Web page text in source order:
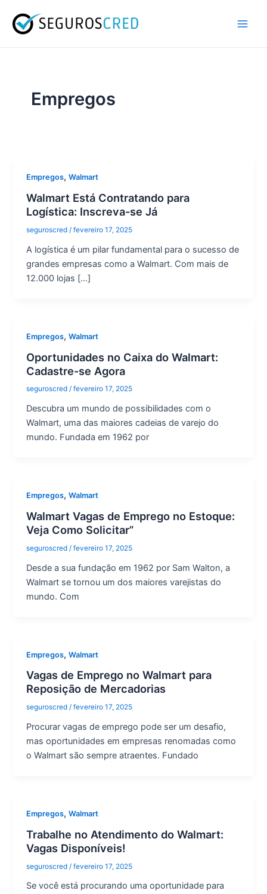
para
Empregos
Empregos,Walmart
Walmart Está Contratando para
Logística: Inscreva-se Já
seguroscred/fevereiro 17, 2025
A logística é um pilar fundamental para o sucesso de
grandes empresas como a Walmart. Com mais de
12.000 lojas […]
Empregos,Walmart
Oportunidades no Caixa do Walmart:
Cadastre-se Agora
seguroscred/fevereiro 17, 2025
Descubra um mundo de possibilidades com o
Walmart, uma das maiores cadeias de varejo do
mundo. Fundada em 1962 por
Empregos,Walmart
Walmart Vagas de Emprego no Estoque:
Veja Como Solicitar”
seguroscred/fevereiro 17, 2025
Desde a sua fundação em 1962 por Sam Walton, a
Walmart se tornou um dos maiores varejistas do
mundo. Com
Empregos,Walmart
Vagas de Emprego no Walmart para
Reposição de Mercadorias
seguroscred/fevereiro 17, 2025
Procurar vagas de emprego pode ser um desafio,
mas oportunidades em empresas renomadas como
o Walmart são sempre atraentes. Fundado
Empregos,Walmart
Trabalhe no Atendimento do Walmart:
Vagas Disponíveis!
seguroscred /fevereiro 17, 2025
Se você está procurando uma oportunidade para
de
post